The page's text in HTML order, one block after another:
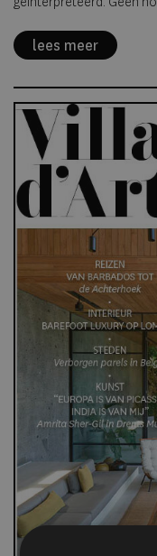
ritmiek samenkomen in
lees meer